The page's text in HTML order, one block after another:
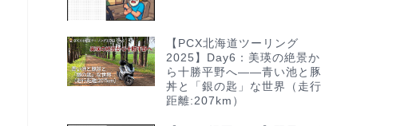
【PCX北海道ツーリング
2025】Day6：美瑛の絶景か
ら十勝平野へ——青い池と豚
丼と「銀の匙」な世界（走行
距離:207km）